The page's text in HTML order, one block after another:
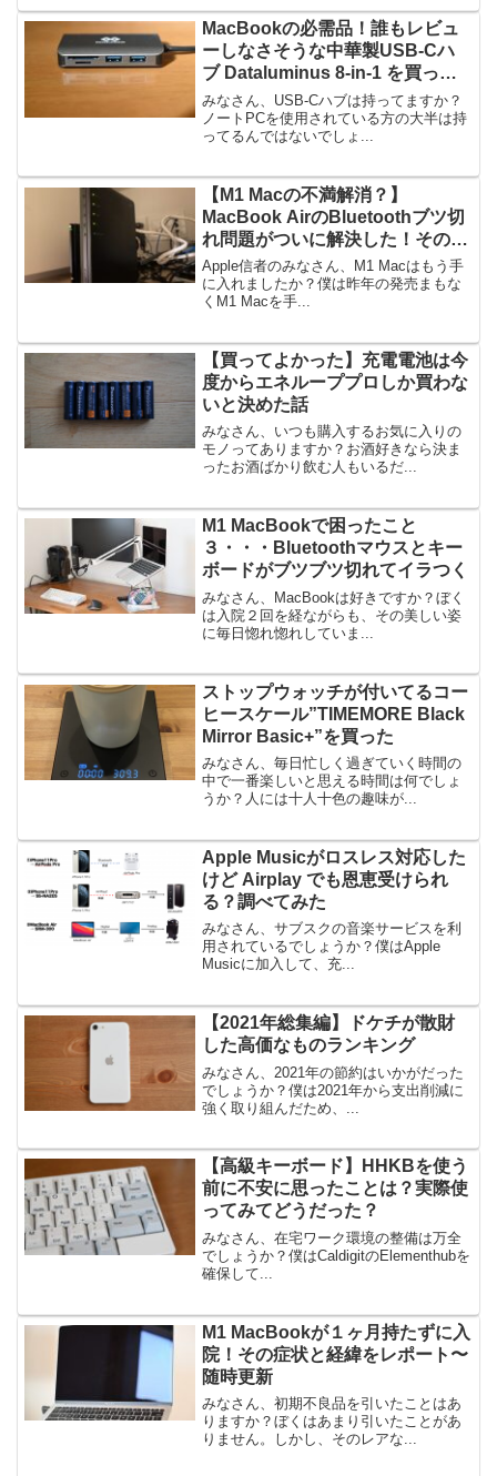
MacBookの必需品！誰もレビュ
ーしなさそうな中華製USB-Cハ
ブ Dataluminus 8-in-1 を買って
みた
みなさん、USB-Cハブは持ってますか？
ノートPCを使用されている方の大半は持
ってるんではないでしょ...
【M1 Macの不満解消？】
MacBook AirのBluetoothブツ切
れ問題がついに解決した！その方
法
Apple信者のみなさん、M1 Macはもう手
に入れましたか？僕は昨年の発売まもな
くM1 Macを手...
【買ってよかった】充電電池は今
度からエネループプロしか買わな
いと決めた話
みなさん、いつも購入するお気に入りの
モノってありますか？お酒好きなら決ま
ったお酒ばかり飲む人もいるだ...
M1 MacBookで困ったこと
３・・・Bluetoothマウスとキー
ボードがブツブツ切れてイラつく
みなさん、MacBookは好きですか？ぼく
は入院２回を経ながらも、その美しい姿
に毎日惚れ惚れしていま...
ストップウォッチが付いてるコー
ヒースケール”TIMEMORE Black
Mirror Basic+”を買った
みなさん、毎日忙しく過ぎていく時間の
中で一番楽しいと思える時間は何でしょ
うか？人には十人十色の趣味が...
Apple Musicがロスレス対応した
けど Airplay でも恩恵受けられ
る？調べてみた
みなさん、サブスクの音楽サービスを利
用されているでしょうか？僕はApple
Musicに加入して、充...
【2021年総集編】ドケチが散財
した高価なものランキング
みなさん、2021年の節約はいかがだった
でしょうか？僕は2021年から支出削減に
強く取り組んだため、...
【高級キーボード】HHKBを使う
前に不安に思ったことは？実際使
ってみてどうだった？
みなさん、在宅ワーク環境の整備は万全
でしょうか？僕はCaldigitのElementhubを
確保して...
M1 MacBookが１ヶ月持たずに入
院！その症状と経緯をレポート〜
随時更新
みなさん、初期不良品を引いたことはあ
りますか？ぼくはあまり引いたことがあ
りません。しかし、そのレアな...